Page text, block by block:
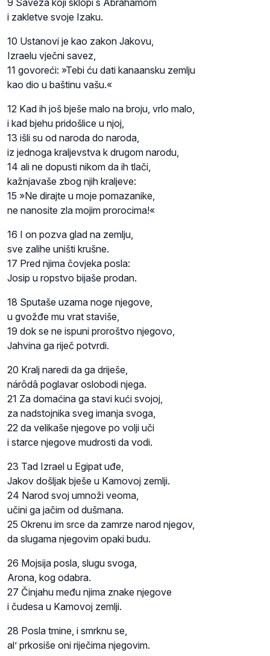
i zakletve svoje Izaku.
10 Ustanovi je kao zakon Jakovu,
Izraelu vječni savez,
11 govoreći: »Tebi ću dati kanaansku zemlju
kao dio u baštinu vašu.«
12 Kad ih još bješe malo na broju, vrlo malo,
i kad bjehu pridošlice u njoj,
13 išli su od naroda do naroda,
iz jednoga kraljevstva k drugom narodu,
14 ali ne dopusti nikom da ih tlači,
kažnjavaše zbog njih kraljeve:
15 »Ne dirajte u moje pomazanike,
ne nanosite zla mojim prorocima!«
16 I on pozva glad na zemlju,
sve zalihe uništi krušne.
17 Pred njima čovjeka posla:
Josip u ropstvo bijaše prodan.
18 Sputaše uzama noge njegove,
u gvožđe mu vrat staviše,
19 dok se ne ispuni proroštvo njegovo,
Jahvina ga riječ potvrdi.
20 Kralj naredi da ga driješe,
nárôdâ poglavar oslobodi njega.
21 Za domaćina ga stavi kući svojoj,
za nadstojnika sveg imanja svoga,
22 da velikaše njegove po volji uči
i starce njegove mudrosti da vodi.
23 Tad Izrael u Egipat uđe,
Jakov došljak bješe u Kamovoj zemlji.
24 Narod svoj umnoži veoma,
učini ga jačim od dušmana.
25 Okrenu im srce da zamrze narod njegov,
da slugama njegovim opaki budu.
26 Mojsija posla, slugu svoga,
Arona, kog odabra.
27 Činjahu među njima znake njegove
i čudesa u Kamovoj zemlji.
28 Posla tmine, i smrknu se,
al’ prkosiše oni riječima njegovim.